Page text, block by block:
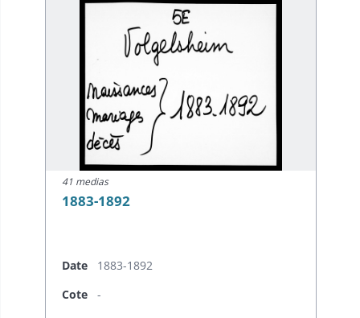
41 medias
1883-1892
Date
1883-1892
Cote
-